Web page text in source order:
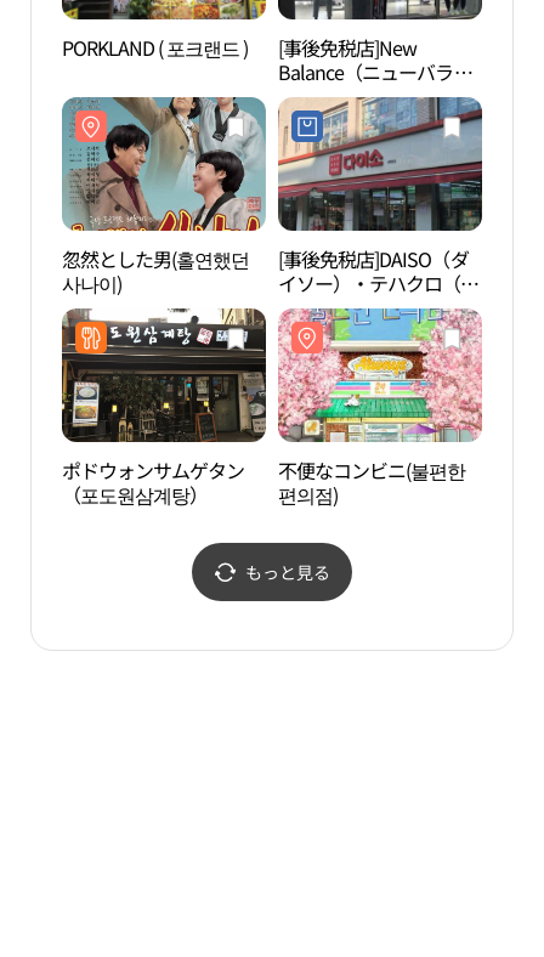
PORKLAND ( 포크랜드 )
[事後免税店]New
Balance（ニューバラン
ス）・テハクロ（大学
路）店(뉴발란스 대학로
점)
忽然とした男(홀연했던
사나이)
[事後免税店]DAISO（ダ
イソー）・テハクロ（大
学路）店(다이소 대학로
점)
ポドウォンサムゲタン
（포도원삼계탕）
不便なコンビニ(불편한
편의점)
もっと見る